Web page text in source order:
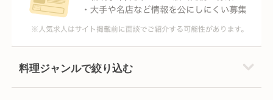
料理ジャンルで絞り込む